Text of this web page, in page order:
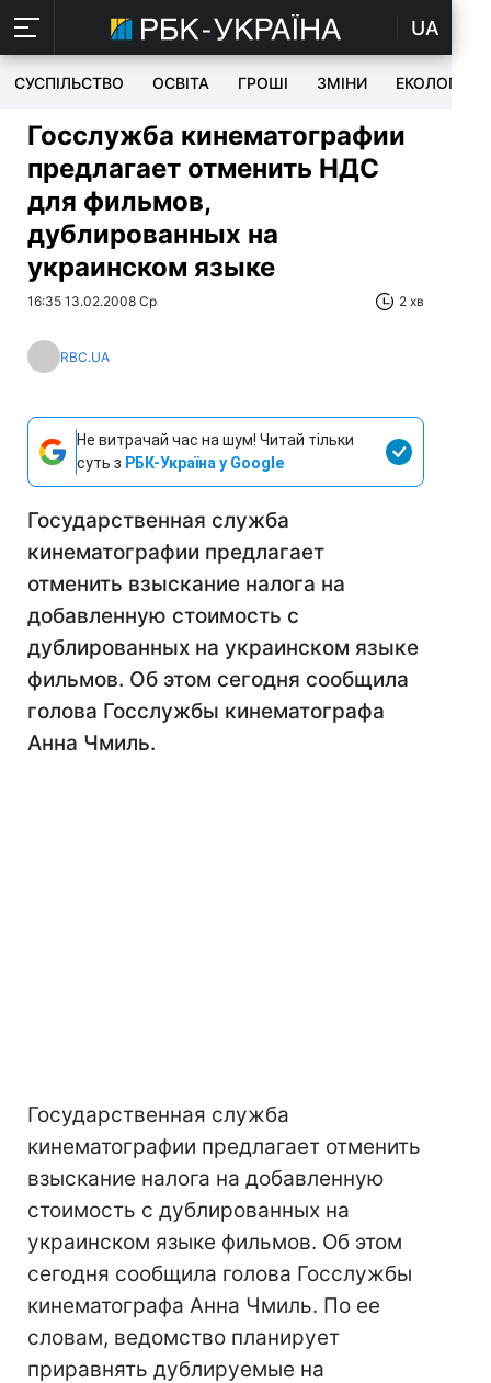
UA
СУСПІЛЬСТВО ОСВІТА ГРОШІ ЗМІНИ ЕКОЛОГІЯ
Госслужба кинематографии
предлагает отменить НДС
для фильмов,
дублированных на
украинском языке
16:35 13.02.2008 Ср 2 хв
RBC.UA
Не витрачай час на шум! Читай тільки
суть з РБК-Україна у Google
Государственная служба
кинематографии предлагает
отменить взыскание налога на
добавленную стоимость с
дублированных на украинском языке
фильмов. Об этом сегодня сообщила
голова Госслужбы кинематографа
Анна Чмиль.
Государственная служба
кинематографии предлагает отменить
взыскание налога на добавленную
стоимость с дублированных на
украинском языке фильмов. Об этом
сегодня сообщила голова Госслужбы
кинематографа Анна Чмиль. По ее
словам, ведомство планирует
приравнять дублируемые на